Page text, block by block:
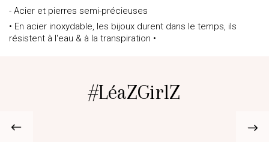
- Acier et pierres semi-précieuses
• En acier inoxydable, les bijoux durent dans le temps, ils
résistent à l'eau & à la transpiration •
#LéaZGirlZ